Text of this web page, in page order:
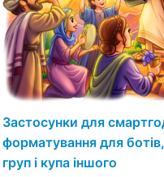
Застосунки для
форматування для
груп і купа іншого